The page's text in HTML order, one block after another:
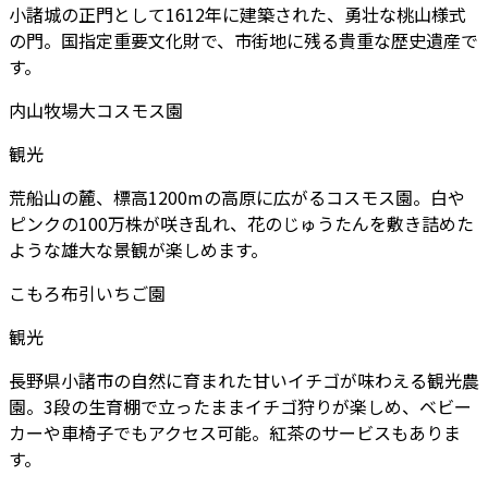
小諸城の正門として1612年に建築された、勇壮な桃山様式
の門。国指定重要文化財で、市街地に残る貴重な歴史遺産で
す。
内山牧場大コスモス園
観光
荒船山の麓、標高1200mの高原に広がるコスモス園。白や
ピンクの100万株が咲き乱れ、花のじゅうたんを敷き詰めた
ような雄大な景観が楽しめます。
こもろ布引いちご園
観光
長野県小諸市の自然に育まれた甘いイチゴが味わえる観光農
園。3段の生育棚で立ったままイチゴ狩りが楽しめ、ベビー
カーや車椅子でもアクセス可能。紅茶のサービスもありま
す。